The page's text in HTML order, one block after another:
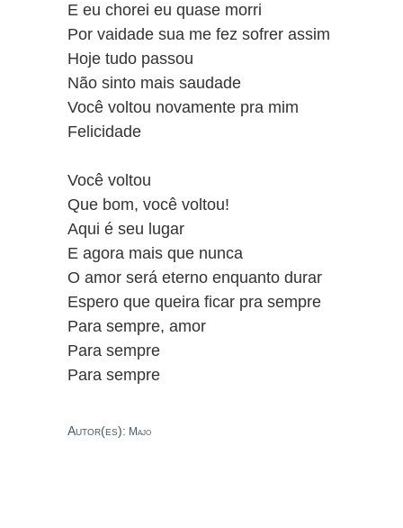
E eu chorei eu quase morri
Por vaidade sua me fez sofrer assim
Hoje tudo passou
Não sinto mais saudade
Você voltou novamente pra mim
Felicidade
Você voltou
Que bom, você voltou!
Aqui é seu lugar
E agora mais que nunca
O amor será eterno enquanto durar
Espero que queira ficar pra sempre
Para sempre, amor
Para sempre
Para sempre
Autor(es): Majo